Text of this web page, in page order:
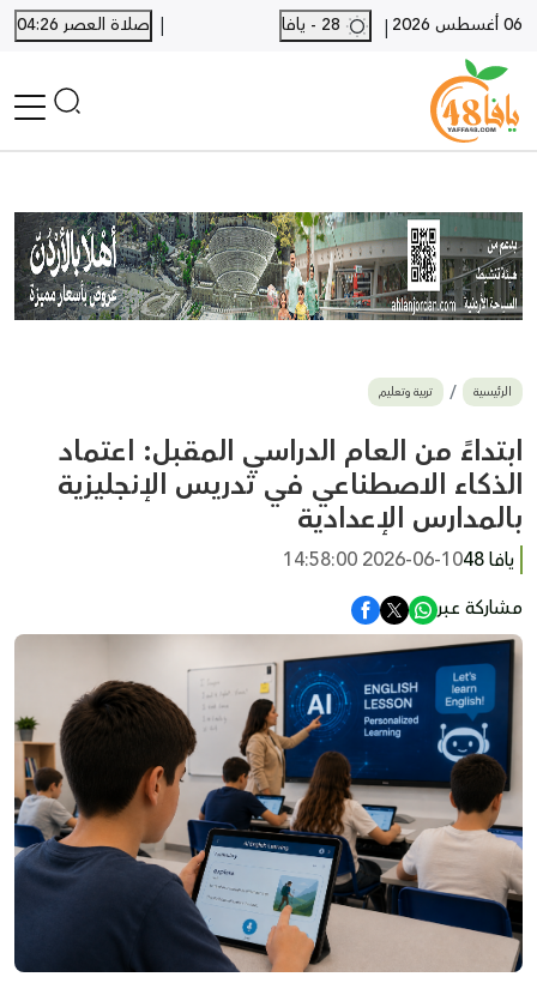
06 أغسطس 2026 |
| صلاة العصر 04:26
أخبار محلية
أخبار يافا
SHORTS
أخبار اللد والرملة
بيع وشراء
أخبار القدس
وفيات
المزيد
الرئيسية تربية وتعليم
ابتداءً من العام الدراسي المقبل: اعتماد
الذكاء الاصطناعي في تدريس الإنجليزية
بالمدارس الإعدادية
يافا 48
2026-06-10 14:58:00
مشاركة عبر